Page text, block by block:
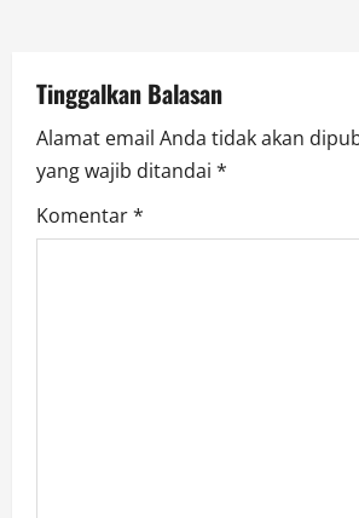
o
n
Tinggalkan Balasan
Alamat email Anda tidak akan
yang wajib ditandai *
Komentar*